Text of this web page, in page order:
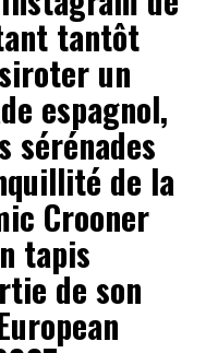
tantôt
un
espagnol,
de la
Crooner
tapis
de son